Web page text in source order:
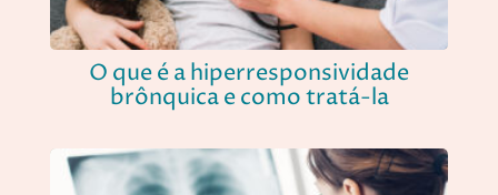
O que é a hiperresponsividade
brônquica e como tratá-la